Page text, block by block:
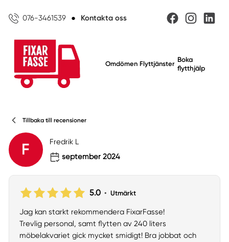
076-3461539 ● Kontakta oss
Omdömen Flyttjänster
Boka
flytthjälp
Tillbaka till recensioner
F
Fredrik L
september 2024
5.0 • Utmärkt
Jag kan starkt rekommendera FixarFasse!
Trevlig personal, samt flytten av 240 liters
möbelakvariet gick mycket smidigt! Bra jobbat och